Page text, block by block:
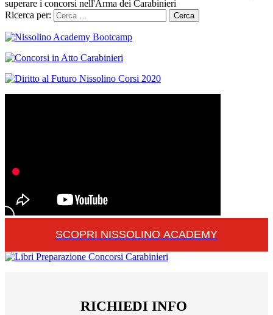
superare i concorsi nell'Arma dei Carabinieri
Ricerca per:
SCOPRI NISSOLINO ACADEMY
RICHIEDI INFO